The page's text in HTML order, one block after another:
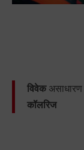
विवेकअसाधारण
कॉलरिज